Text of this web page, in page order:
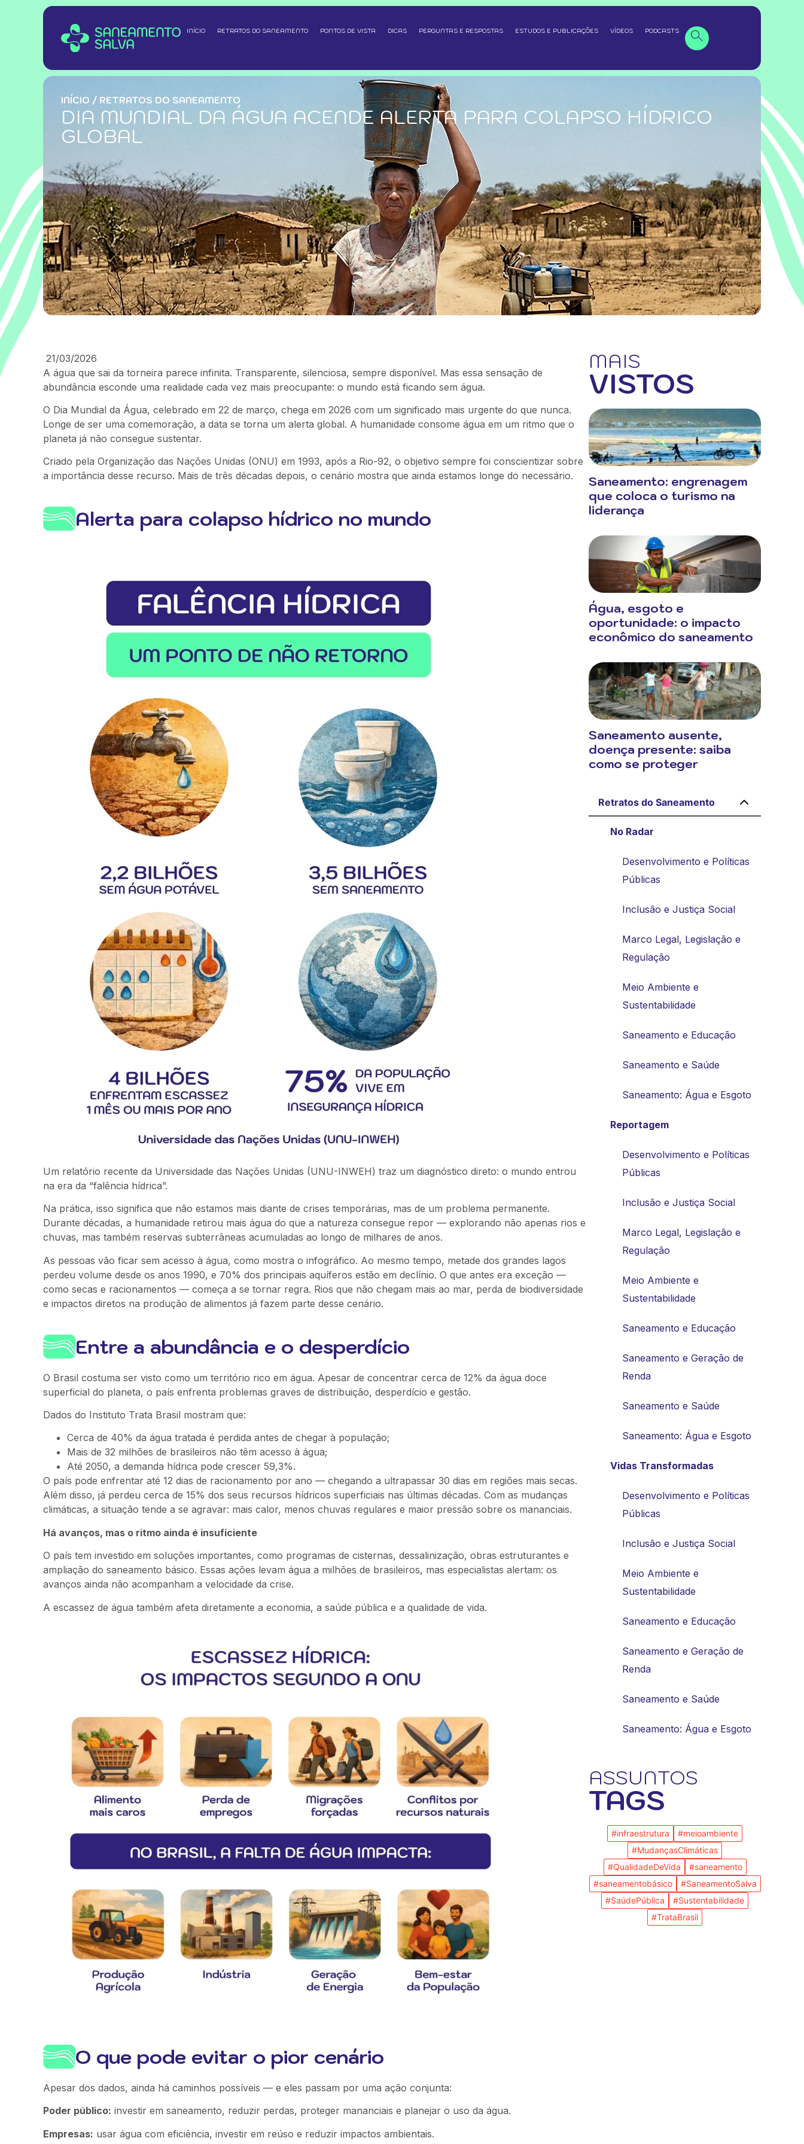
INÍCIO RETRATOS DO SANEAMENTO PONTOS DE VISTA DICAS PERGUNTAS E RESPOSTAS ESTUDOS E PUBLICAÇÕES VÍDEOS PODCASTS
INÍCIO / RETRATOS DO SANEAMENTO
DIA MUNDIAL DA ÁGUA ACENDE ALERTA PARA COLAPSO HÍDRICO
GLOBAL
21/03/2026
A água que sai da torneira parece infinita. Transparente, silenciosa, sempre disponível. Mas essa sensação de
abundância esconde uma realidade cada vez mais preocupante: o mundo está ficando sem água.
O Dia Mundial da Água, celebrado em 22 de março, chega em 2026 com um significado mais urgente do que nunca.
Longe de ser uma comemoração, a data se torna um alerta global. A humanidade consome água em um ritmo que o
planeta já não consegue sustentar.
Criado pela Organização das Nações Unidas (ONU) em 1993, após a Rio-92, o objetivo sempre foi conscientizar sobre
a importância desse recurso. Mais de três décadas depois, o cenário mostra que ainda estamos longe do necessário.
Alerta para colapso hídrico no mundo
Um relatório recente da Universidade das Nações Unidas (UNU-INWEH) traz um diagnóstico direto: o mundo entrou
na era da “falência hídrica”.
Na prática, isso significa que não estamos mais diante de crises temporárias, mas de um problema permanente.
Durante décadas, a humanidade retirou mais água do que a natureza consegue repor — explorando não apenas rios e
chuvas, mas também reservas subterrâneas acumuladas ao longo de milhares de anos.
As pessoas vão ficar sem acesso à água, como mostra o infográfico. Ao mesmo tempo, metade dos grandes lagos
perdeu volume desde os anos 1990, e 70% dos principais aquíferos estão em declínio. O que antes era exceção —
como secas e racionamentos — começa a se tornar regra. Rios que não chegam mais ao mar, perda de biodiversidade
e impactos diretos na produção de alimentos já fazem parte desse cenário.
Entre a abundância e o desperdício
O Brasil costuma ser visto como um território rico em água. Apesar de concentrar cerca de 12% da água doce
superficial do planeta, o país enfrenta problemas graves de distribuição, desperdício e gestão.
Dados do Instituto Trata Brasil mostram que:
Cerca de 40% da água tratada é perdida antes de chegar à população;
Mais de 32 milhões de brasileiros não têm acesso à água;
Até 2050, a demanda hídrica pode crescer 59,3%.
O país pode enfrentar até 12 dias de racionamento por ano — chegando a ultrapassar 30 dias em regiões mais secas.
Além disso, já perdeu cerca de 15% dos seus recursos hídricos superficiais nas últimas décadas. Com as mudanças
climáticas, a situação tende a se agravar: mais calor, menos chuvas regulares e maior pressão sobre os mananciais.
Há avanços, mas o ritmo ainda é insuficiente
O país tem investido em soluções importantes, como programas de cisternas, dessalinização, obras estruturantes e
ampliação do saneamento básico. Essas ações levam água a milhões de brasileiros, mas especialistas alertam: os
avanços ainda não acompanham a velocidade da crise.
A escassez de água também afeta diretamente a economia, a saúde pública e a qualidade de vida.
O que pode evitar o pior cenário
Apesar dos dados, ainda há caminhos possíveis — e eles passam por uma ação conjunta:
Poder público: investir em saneamento, reduzir perdas, proteger mananciais e planejar o uso da água.
Empresas: usar água com eficiência, investir em reúso e reduzir impactos ambientais.
MAIS
VISTOS
Saneamento: engrenagem
que coloca o turismo na
liderança
Água, esgoto e
oportunidade: o impacto
econômico do saneamento
Saneamento ausente,
doença presente: saiba
como se proteger
Retratos do Saneamento
No Radar
Desenvolvimento e Políticas
Públicas
Inclusão e Justiça Social
Marco Legal, Legislação e
Regulação
Meio Ambiente e
Sustentabilidade
Saneamento e Educação
Saneamento e Saúde
Saneamento: Água e Esgoto
Reportagem
Desenvolvimento e Políticas
Públicas
Inclusão e Justiça Social
Marco Legal, Legislação e
Regulação
Meio Ambiente e
Sustentabilidade
Saneamento e Educação
Saneamento e Geração de
Renda
Saneamento e Saúde
Saneamento: Água e Esgoto
Vidas Transformadas
Desenvolvimento e Políticas
Públicas
Inclusão e Justiça Social
Meio Ambiente e
Sustentabilidade
Saneamento e Educação
Saneamento e Geração de
Renda
Saneamento e Saúde
Saneamento: Água e Esgoto
ASSUNTOS
TAGS
#infraestrutura
#meioambiente
#MudançasClimáticas
#QualidadeDeVida
#saneamento
#saneamentobásico
#SaneamentoSalva
#SaúdePública
#Sustentabilidade
#TrataBrasil